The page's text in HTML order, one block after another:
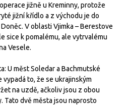
jižně u Kreminny, protože
jižní křídlo a z východu je do
V oblasti Vjimka – Berestove
sice k pomalému, ale vytrvalému
Vesele.
U měst Soledar a Bachmutské
to, že se ukrajinským
na uzdě, ačkoliv jsou z obou
Tato dvě města jsou naprosto